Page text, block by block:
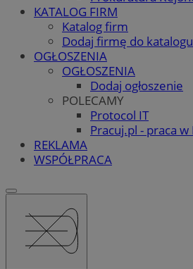
KATALOG FIRM
Katalog firm
Dodaj firmę do katalogu
OGŁOSZENIA
OGŁOSZENIA
Dodaj ogłoszenie
POLECAMY
Protocol IT
Pracuj.pl - praca w
REKLAMA
WSPÓŁPRACA